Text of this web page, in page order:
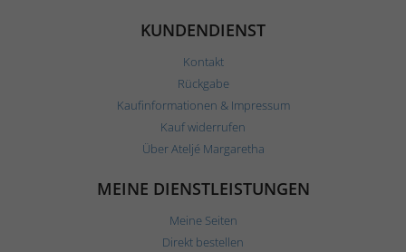
KUNDENDIENST
Kontakt
Rückgabe
Kaufinformationen & Impressum
Kauf widerrufen
Über Ateljé Margaretha
MEINE DIENSTLEISTUNGEN
Meine Seiten
Direkt bestellen